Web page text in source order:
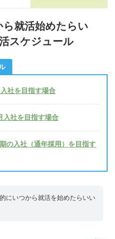
就活始めたらい
スケジュール
社を目指す場合
社を目指す場合
の入社（通年採用）を目指す
にいつから就活を始めたらいい